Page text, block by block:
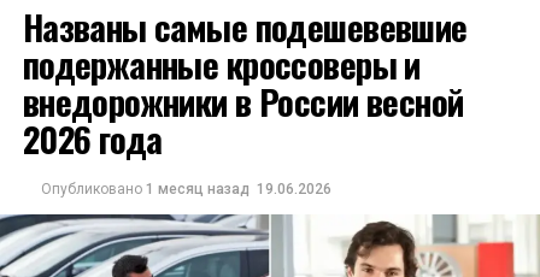
Названы самые подешевевшие
подержанные кроссоверы и
внедорожники в России весной
2026 года
Опубликовано 1 месяц назад 19.06.2026